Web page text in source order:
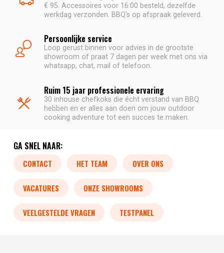
€ 95. Accessoires voor 16:00 besteld, dezelfde
werkdag verzonden. BBQ's op afspraak geleverd.
Persoonlijke service
Loop gerust binnen voor advies in de grootste
showroom of praat 7 dagen per week met ons via
whatsapp, chat, mail of telefoon.
Ruim 15 jaar professionele ervaring
30 inhouse chefkoks die écht verstand van BBQ
hebben en er alles aan doen om jouw outdoor
cooking adventure tot een succes te maken.
GA SNEL NAAR:
CONTACT HET TEAM OVER ONS
VACATURES ONZE SHOWROOMS
VEELGESTELDE VRAGEN TESTPANEL